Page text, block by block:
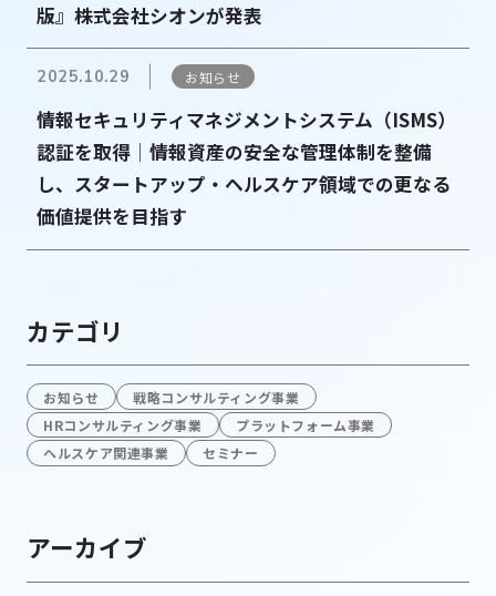
版』株式会社シオンが発表
2025.10.29 お知らせ
情報セキュリティマネジメントシステム（ISMS）
認証を取得│情報資産の安全な管理体制を整備
し、スタートアップ・ヘルスケア領域での更なる
価値提供を目指す
カテゴリ
お知らせ
戦略コンサルティング事業
HRコンサルティング事業
プラットフォーム事業
ヘルスケア関連事業
セミナー
アーカイブ